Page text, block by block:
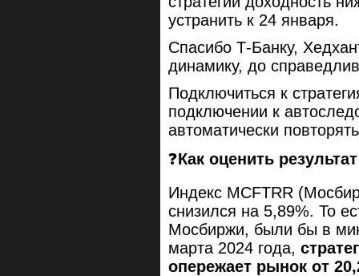
устранить к 24 января.
Спасибо Т-Банку,
динамику, до
Подключиться к
подключении к
автоматически
❓Как оценить
Индекс MCFTRR
снизился на 5,89%. То
Мосбиржи, были бы в
марта 2024 года,
опережает рынок от